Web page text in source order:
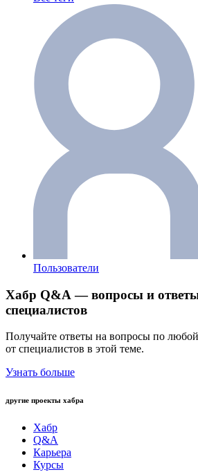
Пользователи
Хабр Q&A — вопросы и
специалистов
Получайте ответы на вопросы по
от специалистов в этой теме.
Узнать больше
другие проекты хабра
Хабр
Q&A
Карьера
Курсы